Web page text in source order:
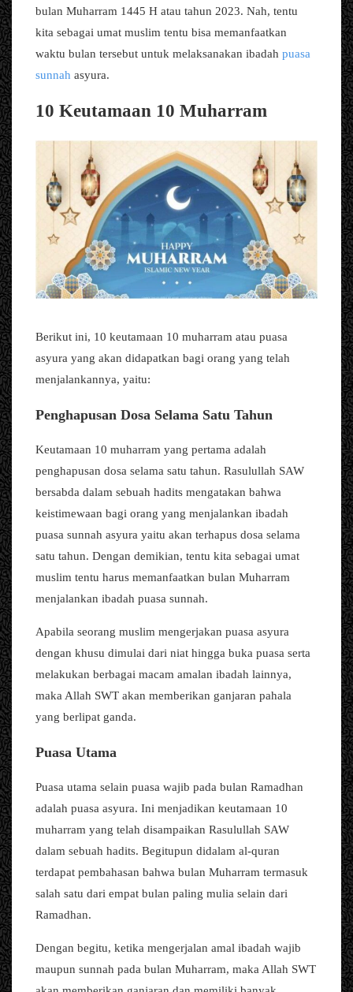
bulan Muharram 1445 H atau tahun 2023. Nah, tentu
kita sebagai umat muslim tentu bisa memanfaatkan
waktu bulan tersebut untuk melaksanakan ibadah puasa
sunnah asyura.
10 Keutamaan 10 Muharram
Berikut ini, 10 keutamaan 10 muharram atau puasa
asyura yang akan didapatkan bagi orang yang telah
menjalankannya, yaitu:
Penghapusan Dosa Selama Satu Tahun
Keutamaan 10 muharram yang pertama adalah
penghapusan dosa selama satu tahun. Rasulullah SAW
bersabda dalam sebuah hadits mengatakan bahwa
keistimewaan bagi orang yang menjalankan ibadah
puasa sunnah asyura yaitu akan terhapus dosa selama
satu tahun. Dengan demikian, tentu kita sebagai umat
muslim tentu harus memanfaatkan bulan Muharram
menjalankan ibadah puasa sunnah.
Apabila seorang muslim mengerjakan puasa asyura
dengan khusu dimulai dari niat hingga buka puasa serta
melakukan berbagai macam amalan ibadah lainnya,
maka Allah SWT akan memberikan ganjaran pahala
yang berlipat ganda.
Puasa Utama
Puasa utama selain puasa wajib pada bulan Ramadhan
adalah puasa asyura. Ini menjadikan keutamaan 10
muharram yang telah disampaikan Rasulullah SAW
dalam sebuah hadits. Begitupun didalam al-quran
terdapat pembahasan bahwa bulan Muharram termasuk
salah satu dari empat bulan paling mulia selain dari
Ramadhan.
Dengan begitu, ketika mengerjalan amal ibadah wajib
maupun sunnah pada bulan Muharram, maka Allah SWT